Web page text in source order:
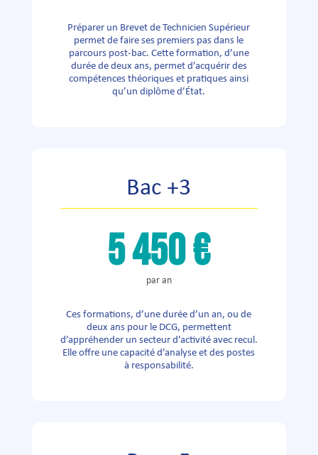
Préparer un Brevet de Technicien Supérieur
permet de faire ses premiers pas dans le
parcours post-bac. Cette formation, d’une
durée de deux ans, permet d’acquérir des
compétences théoriques et pratiques ainsi
qu’un diplôme d’État.
Bac +3
5 450 €
par an
Ces formations, d’une durée d’un an, ou de
deux ans pour le DCG, permettent
d’appréhender un secteur d’activité avec recul.
Elle offre une capacité d’analyse et des postes
à responsabilité.